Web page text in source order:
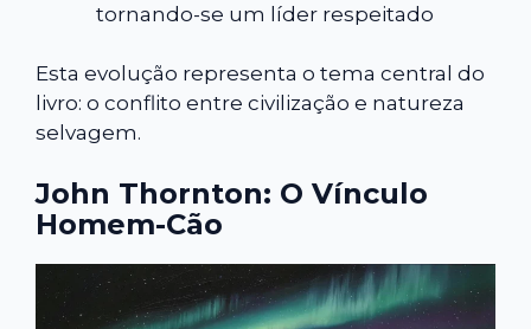
tornando-se um líder respeitado
Esta evolução representa o tema central do
livro: o conflito entre civilização e natureza
selvagem.
John Thornton: O Vínculo
Homem-Cão